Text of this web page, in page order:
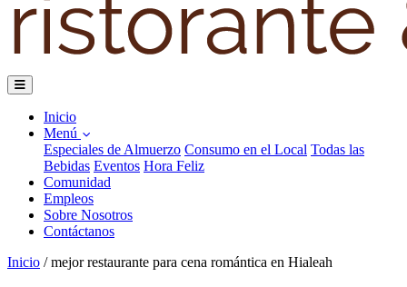
Inicio
Menú
Especiales de Almuerzo Consumo en el Local Todas las
Bebidas Eventos Hora Feliz
Comunidad
Empleos
Sobre Nosotros
Contáctanos
Inicio / mejor restaurante para cena romántica en Hialeah